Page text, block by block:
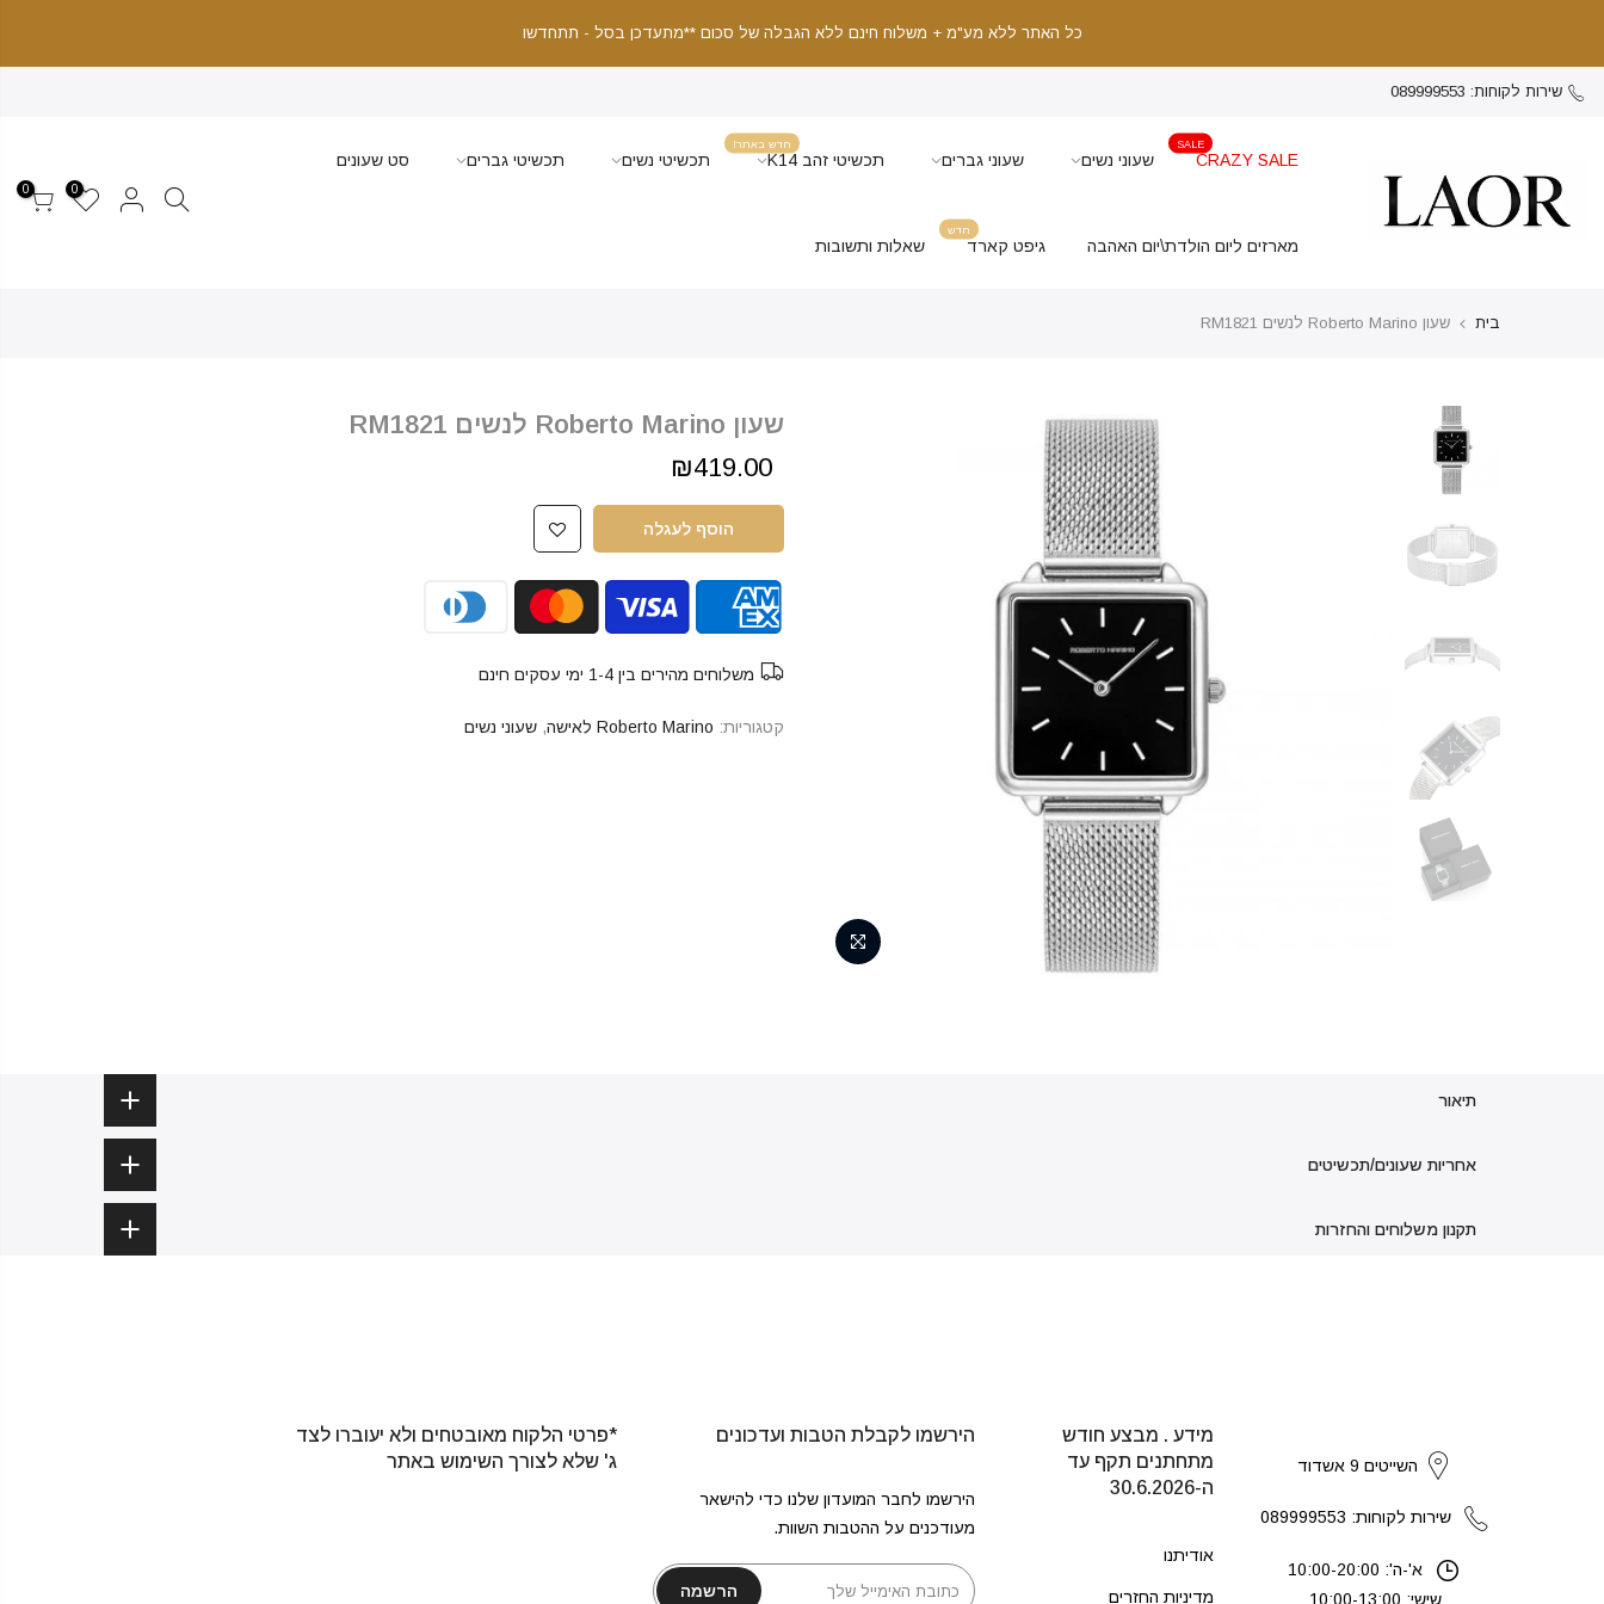
כל האתר ללא מע"מ + משלוח חינם ללא הגבלה של סכום **מתעדכן בסל - תתחדשו
שירות לקוחות: 089999553
CRAZY SALE
SALE
שעוני נשים שעוני גברים תכשיטי זהב K14
חדש באתר!
תכשיטי נשים תכשיטי גברים סט שעונים
מארזים ליום הולדת\יום האהבה גיפט קארד
חדש
שאלות ותשובות
0
0
בית שעון Roberto Marino לנשים RM1821
שעון Roberto Marino לנשים RM1821
₪419.00
הוסף לעגלה
משלוחים מהירים בין 1-4 ימי עסקים חינם
קטגוריות: Roberto Marino לאישה , שעוני נשים
תיאור
אחריות שעונים/תכשיטים
תקנון משלוחים והחזרות
השייטים 9 אשדוד
שירות לקוחות: 089999553
א'-ה': 10:00-20:00
שישי: 10:00-13:00
מידע . מבצע חודש
מתחתנים תקף עד
ה-30.6.2026
אודיתנו
מדיניות החזרים
הירשמו לקבלת הטבות ועדכונים
הירשמו לחבר המועדון שלנו כדי להישאר
מעודכנים על ההטבות השוות.
הרשמה
*פרטי הלקוח מאובטחים ולא יעוברו לצד
ג' שלא לצורך השימוש באתר